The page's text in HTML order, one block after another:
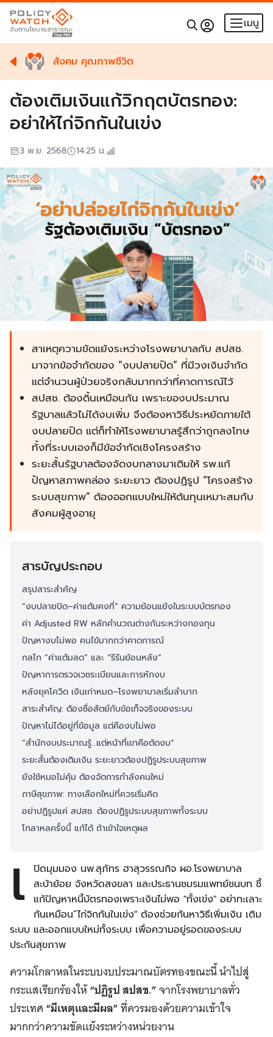
เมนู
สังคม คุณภาพชีวิต
ต้องเติมเงินแก้วิกฤตบัตรทอง:
อย่าให้ไก่จิกกันในเข่ง
3 พ.ย. 2568 14:25 น.
สาเหตุความขัดแย้งระหว่างโรงพยาบาลกับ สปสช.
มาจากข้อจำกัดของ “งบปลายปิด” ที่มีวงเงินจำกัด
แต่จำนวนผู้ป่วยจริงกลับมากกว่าที่คาดการณ์ไว้
สปสช. ต้องดิ้นเหมือนกัน เพราะของบประมาณ
รัฐบาลแล้วไม่ได้งบเพิ่ม จึงต้องหาวิธีประหยัดภายใต้
งบปลายปิด แต่ก็ทำให้โรงพยาบาลรู้สึกว่าถูกลงโทษ
ทั้งที่ระบบเองก็มีข้อจำกัดเชิงโครงสร้าง
ระยะสั้นรัฐบาลต้องจัดงบกลางมาเติมให้ รพ.แก้
ปัญหาสภาพคล่อง ระยะยาว ต้องปฏิรูป “โครงสร้าง
ระบบสุขภาพ” ต้องออกแบบใหม่ให้ต้นทุนเหมาะสมกับ
สังคมผู้สูงอายุ
สารบัญประกอบ
สรุปสาระสำคัญ
“งบปลายปิด–ค่าแต้มคงที่” ความย้อนแย้งในระบบบัตรทอง
ค่า Adjusted RW หลักคำนวณต่างกันระหว่างกองทุน
ปัญหางบไม่พอ คนไข้มากกว่าคาดการณ์
กลไก “ค่าแต้มลด” และ “รีรันย้อนหลัง”
ปัญหาการตรวจเวชระเบียนและการหักงบ
หลังยุคโควิด เงินเก่าหมด–โรงพยาบาลเริ่มลำบาก
สาระสำคัญ: ต้องซื่อสัตย์กับข้อเท็จจริงของระบบ
ปัญหาไม่ได้อยู่ที่ข้อมูล แต่คืองบไม่พอ
“สำนักงบประมาณรู้…แต่หน้าที่เขาคือตัดงบ”
ระยะสั้นต้องเติมเงิน ระยะยาวต้องปฏิรูประบบสุขภาพ
ยังใช้หมอไม่คุ้ม ต้องจัดการกำลังคนใหม่
ภาษีสุขภาพ: ทางเลือกใหม่ที่ควรเริ่มคิด
อย่าปฏิรูปแค่ สปสช. ต้องปฏิรูประบบสุขภาพทั้งระบบ
โกลาหลครั้งนี้ แก้ได้ ถ้าเข้าใจเหตุผล
เ ปิดมุมมอง นพ.สุภัทร ฮาสุวรรณกิจ ผอ.โรงพยาบาล
สะบ้าย้อย จังหวัดสงขลา และประธานชมรมแพทย์ชนบท ชี้
แก้ปัญหาหนี้บัตรทองเพราะเงินไม่พอ "ทั้งเข่ง" อย่าทะเลาะ
กันเหมือน“ไก่จิกกันในเข่ง" ต้องช่วยกันหาวิธีเพิ่มเงิน เติม
ระบบ และออกแบบใหม่ทั้งระบบ เพื่อความอยู่รอดของระบบ
ประกันสุขภาพ
ความโกลาหลในระบบงบประมาณบัตรทองขณะนี้ นำไปสู่
กระแสเรียกร้องให้“ปฏิรูป สปสช.”จากโรงพยาบาลทั่ว
ประเทศ“มีเหตุและมีผล”ที่ควรมองด้วยความเข้าใจ
มากกว่าความขัดแย้งระหว่างหน่วยงาน